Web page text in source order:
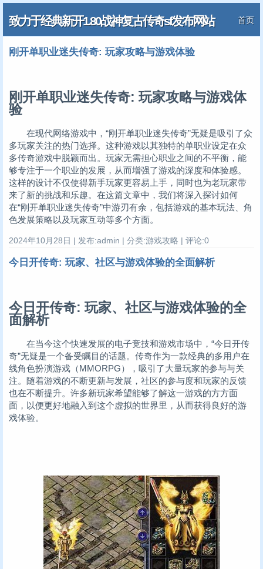
致力于经典新开1.80战神复古传奇sf发布网站 首页
刚开单职业迷失传奇: 玩家攻略与游戏体验
刚开单职业迷失传奇: 玩家攻略与游戏体
验
在现代网络游戏中，“刚开单职业迷失传奇”无疑是吸引了众
多玩家关注的热门选择。这种游戏以其独特的单职业设定在众
多传奇游戏中脱颖而出。玩家无需担心职业之间的不平衡，能
够专注于一个职业的发展，从而增强了游戏的深度和体验感。
这样的设计不仅使得新手玩家更容易上手，同时也为老玩家带
来了新的挑战和乐趣。在这篇文章中，我们将深入探讨如何
在“刚开单职业迷失传奇”中游刃有余，包括游戏的基本玩法、角
色发展策略以及玩家互动等多个方面。
2024年10月28日 | 发布:admin | 分类:游戏攻略 | 评论:0
今日开传奇: 玩家、社区与游戏体验的全面解析
今日开传奇: 玩家、社区与游戏体验的全
面解析
在当今这个快速发展的电子竞技和游戏市场中，“今日开传
奇”无疑是一个备受瞩目的话题。传奇作为一款经典的多用户在
线角色扮演游戏（MMORPG），吸引了大量玩家的参与与关
注。随着游戏的不断更新与发展，社区的参与度和玩家的反馈
也在不断提升。许多新玩家希望能够了解这一游戏的方方面
面，以便更好地融入到这个虚拟的世界里，从而获得良好的游
戏体验。